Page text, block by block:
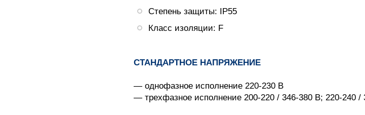
Степень защиты: IP55
Класс изоляции: F
СТАНДАРТНОЕ НАПРЯЖЕНИЕ
— однофазное исполнение 220-230 В
— трехфазное исполнение 200-220 / 346-380 В; 220-240 /